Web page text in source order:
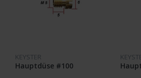
KEYSTER
Hauptdüse #100